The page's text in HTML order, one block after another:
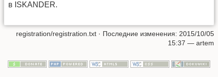
в ISKANDER.
registration/registration.txt · Последние изменения: 2015/10/05
15:37 — artem